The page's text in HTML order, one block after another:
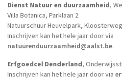
Dienst Natuur en duurzaamheid,
Villa Botanica, Parklaan 2
Natuurschuur Heuvelpark,
Inschrijven kan het hele jaar door via
natuurenduurzaamheid@aalst.be.
Erfgoedcel Denderland,
Inschrijven kan het hele jaar door via